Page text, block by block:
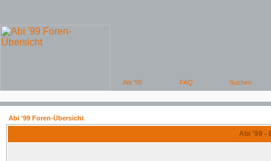
Abi '99 Foren-Übersicht
Abi '99 -